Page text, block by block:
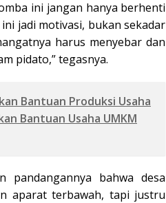
ini jangan hanya berhenti
jadi motivasi, bukan sekadar
harus menyebar dan
pidato,” tegasnya.
Bantuan Produksi Usaha
Bantuan Usaha UMKM
pandangannya bahwa desa
aparat terbawah, tapi justru